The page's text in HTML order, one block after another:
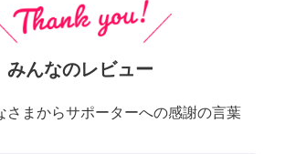
みんなのレビュー
さまからサポーターへの感謝の言葉